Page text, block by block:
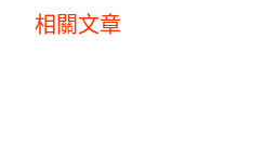
相關文章